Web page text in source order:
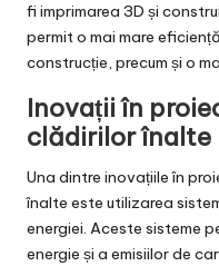
fi imprimarea 3D și
permit o mai mare
construcție, precum și o
Inovații în
clădirilor înalte
Una dintre inovațiile în
înalte este utilizarea
energiei. Aceste sisteme
energie și a emisiilor de